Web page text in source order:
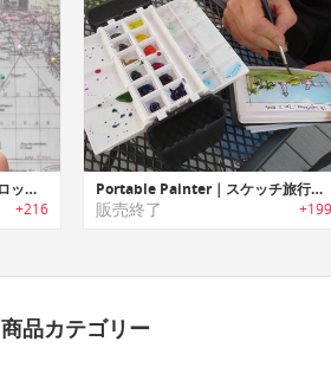
Balloon Pin House｜ピンドロップが楽しくなるバルーンピンハウス
+216
Portable Painter｜スケッチ旅行に最適なポータブルパレットセット「ポータブルペインター」
販売終了 +199
商品カテゴリー